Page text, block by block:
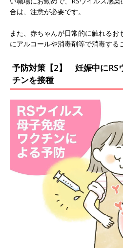
合は、注意が必要です。
また、赤ちゃんが日常的に触れる
にアルコールや消毒剤等で消毒する
予防対策【2】 妊娠中にRS
チンを接種